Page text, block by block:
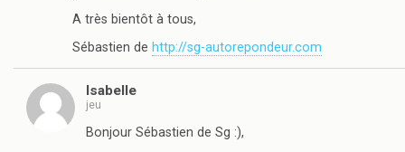
A très bientôt à tous,
Sébastien de http://sg-autorepondeur.com
Isabelle
jeu
Bonjour Sébastien de Sg :),